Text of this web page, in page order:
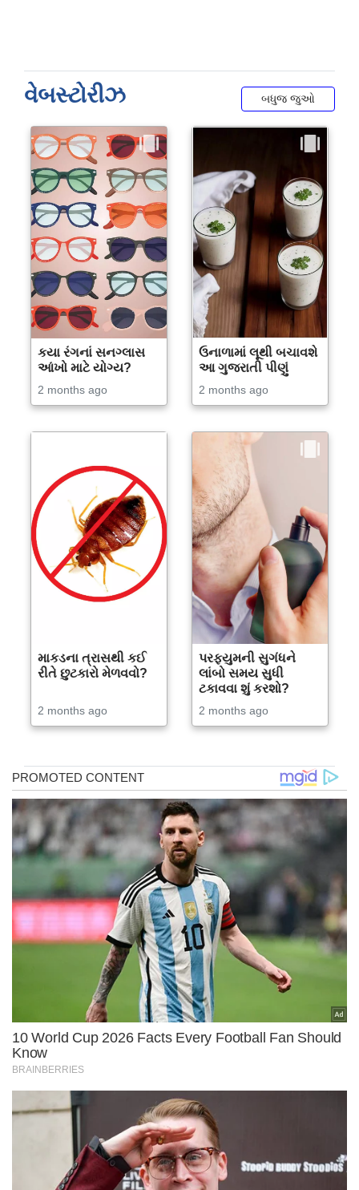
વેબસ્ટોરીઝ બધુજ જુઓ
કયા રંગનાં સનગ્લાસ
આંખો માટે યોગ્ય?
2 months ago
ઉનાળામાં લૂથી બચાવશે
આ ગુજરાતી પીણું
2 months ago
માકડના ત્રાસથી કઈ
રીતે છુટકારો મેળવવો?
2 months ago
પરફ્યુમની સુગંધને
લાંબો સમય સુધી
ટકાવવા શું કરશો?
2 months ago